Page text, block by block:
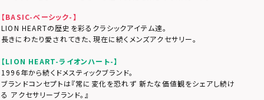
【BASIC-ベーシック-】
LION HEARTの歴史を彩るクラシックアイテム達。
長きにわたり愛されてきた、現在に続くメンズアクセサリー。
【LION HEART-ライオンハート-】
1996年から続くドメスティックブランド。
ブランドコンセプトは『常に変化を恐れず 新たな価値観をシェアし続け
る アクセサリーブランド。』